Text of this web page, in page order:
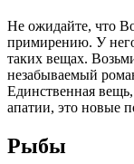
Не ожидайте, что
примирению. У
таких вещах.
незабываемый
Единственная
апатии, это новые
Рыбы